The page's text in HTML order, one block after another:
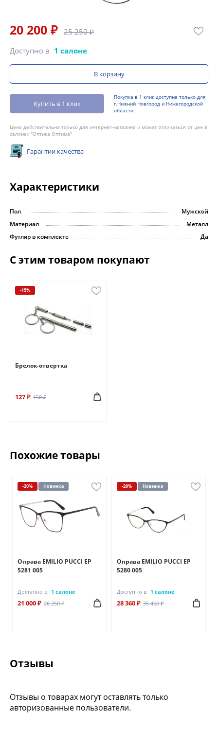
20 200 ₽ 25 250 ₽
Доступно в 1 салоне
В корзину
Купить в 1 клик
Покупка в 1 клик доступна только для
г.Нижний Новгород и Нижегородской
области
Цена действительна только для интернет-магазина и может отличаться от цен в
салонах "Оптика Оптима"
Гарантии качества
Характеристики
Пол
Мужской
Материал
Металл
Футляр в комплекте
Да
С этим товаром покупают
-15%
Брелок-отвертка
127 ₽ 150 ₽
Похожие товары
-20% Новинка
Оправа EMILIO PUCCI EP
5281 005
Доступно в 1 салоне
21 000 ₽ 26 250 ₽
-20% Новинка
Оправа EMILIO PUCCI EP
5280 005
Доступно в 1 салоне
28 360 ₽ 35 450 ₽
Отзывы
Отзывы о товарах могут оставлять только
авторизованные пользователи.